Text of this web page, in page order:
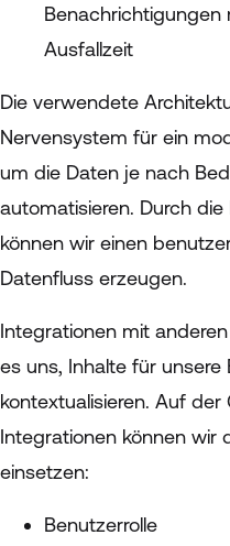
Ausfallzeit
Die verwendete
Nervensystem für ein
um die Daten je nach
automatisieren. Durch
können wir einen
Datenfluss erzeugen.
Integrationen mit
es uns, Inhalte für unsere
kontextualisieren. Auf der
Integrationen können wir
einsetzen:
Benutzerrolle